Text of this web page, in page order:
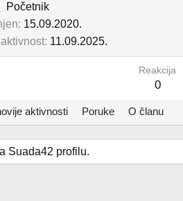
Početnik
15.09.2020.
11.09.2025.
Reakcija
0
aktivnosti Poruke O članu
Suada42 profilu.